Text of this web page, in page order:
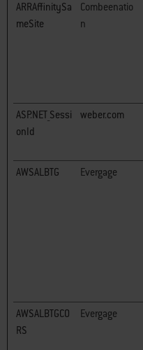
ARRAffinitySa
meSite
Combeenatio
n
ASP.NET_Sessi
onId
weber.com
AWSALBTG Evergage
AWSALBTGCO
RS
Evergage